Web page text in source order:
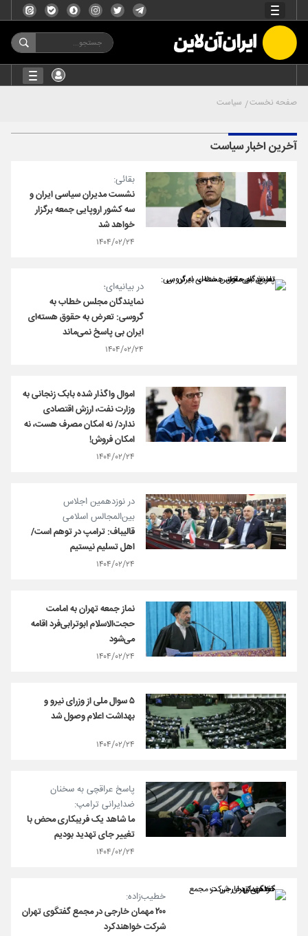
صفحه نخست سیاست
آخرین اخبار سیاست
بقائی:
نشست مدیران سیاسی ایران و
سه کشور اروپایی جمعه برگزار
خواهد شد
۱۴۰۴/۰۲/۲۴
در بیانیه‌ای؛
نمایندگان مجلس خطاب به
گروسی: تعرض به حقوق هسته‌ای
ایران بی پاسخ نمی‌ماند
۱۴۰۴/۰۲/۲۴
اموال واگذار شده بابک زنجانی به
وزارت نفت، ارزش اقتصادی
ندارد/ نه امکان مصرف هست، نه
امکان فروش!
۱۴۰۴/۰۲/۲۴
در نوزدهمین اجلاس
بین‌المجالس اسلامی
قالیباف: ترامپ در توهم است/
اهل تسلیم نیستیم
۱۴۰۴/۰۲/۲۴
نماز جمعه تهران به امامت
حجت‌الاسلام ابوترابی‌فرد اقامه
می‌شود
۱۴۰۴/۰۲/۲۴
۵ سوال ملی از وزرای نیرو و
بهداشت اعلام وصول شد
۱۴۰۴/۰۲/۲۴
پاسخ عراقچی به سخنان
ضدایرانی ترامپ:
ما شاهد یک فریبکاری محض با
تغییر جای تهدید بودیم
۱۴۰۴/۰۲/۲۴
خطیب‌زاده:
۲۰۰ مهمان خارجی در مجمع گفتگوی تهران
شرکت خواهندکرد